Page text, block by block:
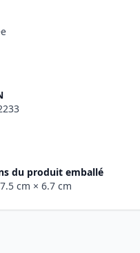
du produit emballé
cm × 6.7 cm